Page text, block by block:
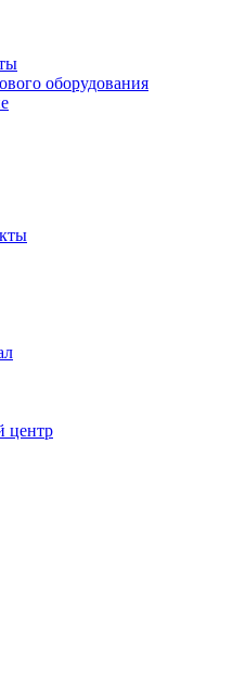
оборудования
центр